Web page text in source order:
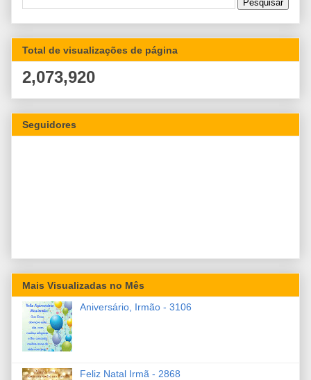
Total de visualizações de página
2,073,920
Seguidores
Mais Visualizadas no Mês
Aniversário, Irmão - 3106
Feliz Natal Irmã - 2868